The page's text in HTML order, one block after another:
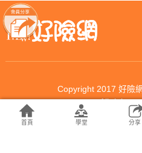
Copyright 2017 好險
All rights